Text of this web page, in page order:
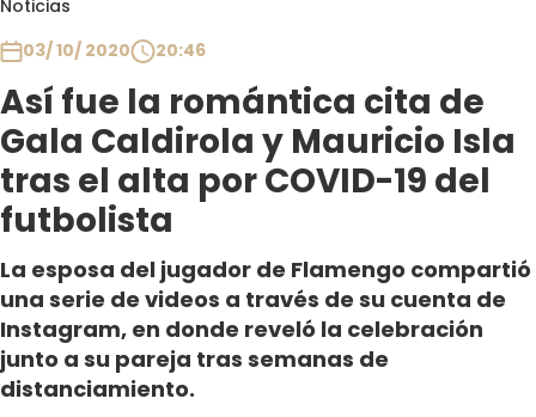
Noticias
03/ 10/ 2020
20:46
Así fue la romántica cita de
Gala Caldirola y Mauricio Isla
tras el alta por COVID-19 del
futbolista
La esposa del jugador de Flamengo compartió
una serie de videos a través de su cuenta de
Instagram, en donde reveló la celebración
junto a su pareja tras semanas de
distanciamiento.
Club De La Comedia
Contigo en Directo
Plan Perfecto
El Tiempo
Sabingo
Todos Los Programas